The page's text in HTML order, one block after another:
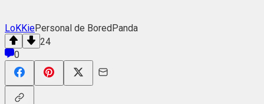
LoKKiePersonal de BoredPanda
24
0